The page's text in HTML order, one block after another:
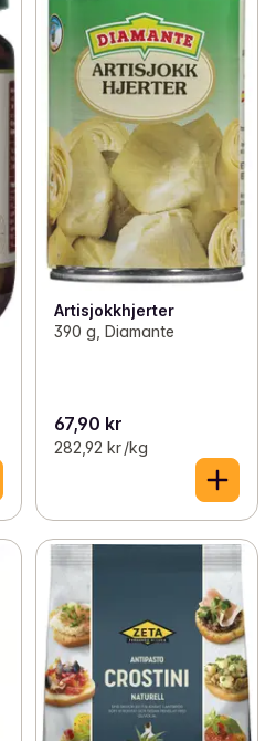
Artisjokkhjerter
390 g, Diamante
67,90 kr
282,92 kr /kg